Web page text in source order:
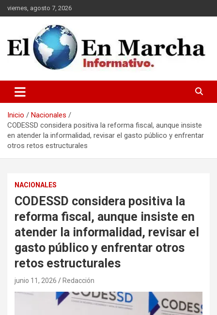
Saltar
al
viernes, agosto 7, 2026
elmundoenmarcha.net
Inicio
Nacionales
CODESSD considera positiva la reforma fiscal, aunque insiste
en atender la informalidad, revisar el gasto público y enfrentar
otros retos estructurales
NACIONALES
CODESSD considera positiva la
reforma fiscal, aunque insiste en
atender la informalidad, revisar el
gasto público y enfrentar otros
retos estructurales
junio 11, 2026 Redacción